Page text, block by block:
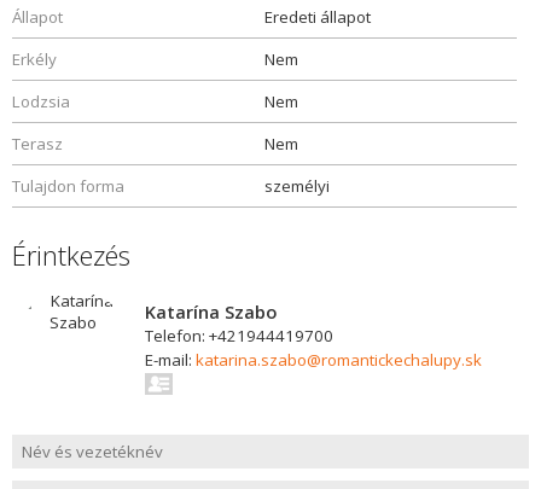
Állapot
Eredeti állapot
Erkély
Nem
Lodzsia
Nem
Terasz
Nem
Tulajdon forma
személyi
Érintkezés
Katarína Szabo
Telefon: +421944419700
E-mail: katarina.szabo@romantickechalupy.sk